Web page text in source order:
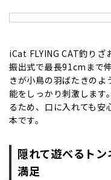
iCat FLYING CAT釣りざ
振出式で最長91cmまで
きが小鳥の羽ばたきの
能をしっかり刺激します
るため、口に入れても安
本です。
隠れて遊べるト
満足